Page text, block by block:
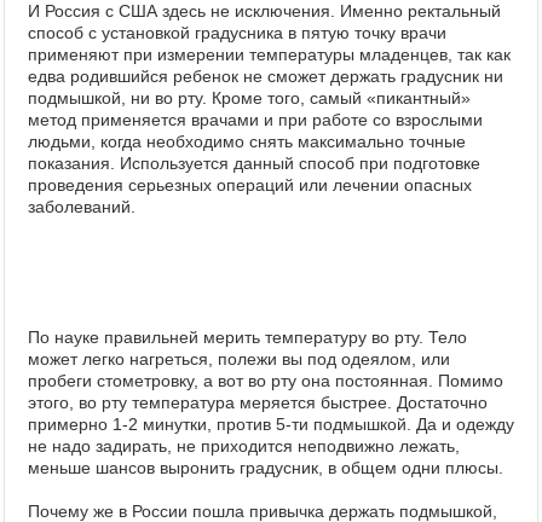
И Россия с США здесь не исключения. Именно ректальный
способ с установкой градусника в пятую точку врачи
применяют при измерении температуры младенцев, так как
едва родившийся ребенок не сможет держать градусник ни
подмышкой, ни во рту. Кроме того, самый «пикантный»
метод применяется врачами и при работе со взрослыми
людьми, когда необходимо снять максимально точные
показания. Используется данный способ при подготовке
проведения серьезных операций или лечении опасных
заболеваний.
По науке правильней мерить температуру во рту. Тело
может легко нагреться, полежи вы под одеялом, или
пробеги стометровку, а вот во рту она постоянная. Помимо
этого, во рту температура меряется быстрее. Достаточно
примерно 1-2 минутки, против 5-ти подмышкой. Да и одежду
не надо задирать, не приходится неподвижно лежать,
меньше шансов выронить градусник, в общем одни плюсы.
Почему же в России пошла привычка держать подмышкой,